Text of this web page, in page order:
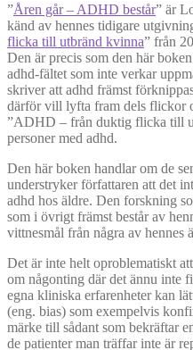
”Åren går – ADHD består” är
känd av hennes tidigare
flicka till utbränd kvinna” från
Den är precis som den här
adhd-fältet som inte verkar
skriver att adhd främst
därför vill lyfta fram dels flickor
”ADHD – från duktig flicka till
personer med adhd.
Den här boken handlar om de
understryker författaren att det
adhd hos äldre. Den forskning
som i övrigt främst består av
vittnesmål från några av hennes
Det är inte helt oproblematiskt
om någonting där det ännu inte
egna kliniska erfarenheter kan
(eng. bias) som exempelvis
märke till sådant som bekräftar
de patienter man träffar inte är